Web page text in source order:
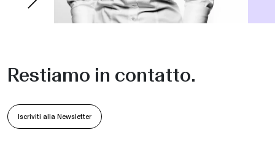
Restiamo in contatto.
Iscriviti alla Newsletter